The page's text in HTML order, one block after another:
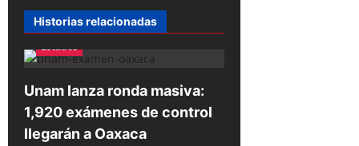
n
t
r
a
d
a
Historias relacionadas
Estados
Unam lanza ronda masiva:
1,920 exámenes de control
llegarán a Oaxaca